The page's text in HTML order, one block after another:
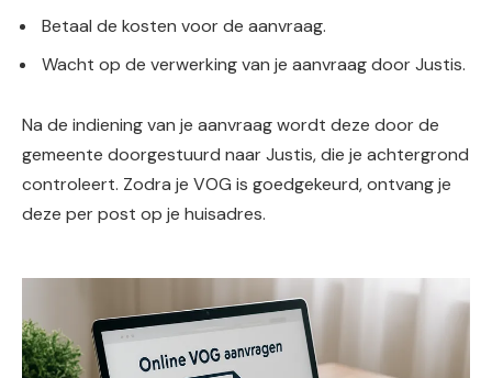
Betaal de kosten voor de aanvraag.
Wacht op de verwerking van je aanvraag door Justis.
Na de indiening van je aanvraag wordt deze door de
gemeente doorgestuurd naar Justis, die je achtergrond
controleert. Zodra je VOG is goedgekeurd, ontvang je
deze per post op je huisadres.